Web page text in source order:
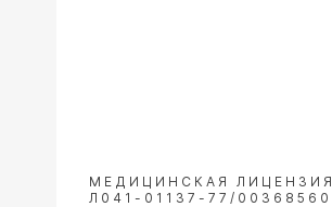
МЕДИЦИНСКАЯ ЛИЦЕНЗИЯ
Л041-01137-77/00368560